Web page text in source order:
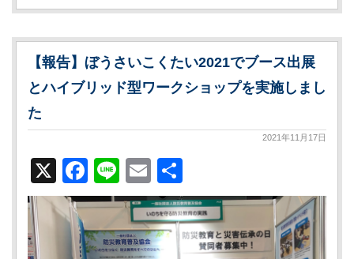
【報告】ぼうさいこくたい2021でブース出展
とハイブリッド型ワークショップを実施しまし
た
2021年11月17日
X Facebook
LineEmail
有